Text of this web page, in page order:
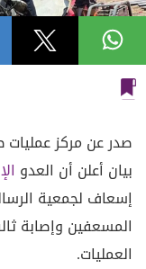
صدر عن مركز عمليات
بيان أعلن أن العدو
إسعاف لجمعية
المسعفين وإصابة
العمليات.